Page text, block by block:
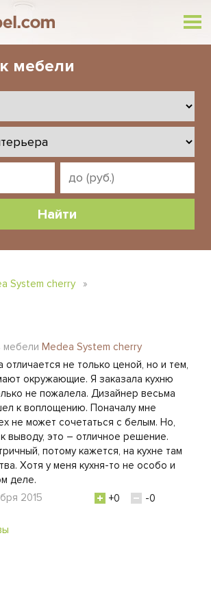
мебели
System cherry »
мебели Medea System cherry
отличается не только ценой, но и тем,
окружающие. Я заказала кухню
не пожалела. Дизайнер весьма
к воплощению. Поначалу мне
не может сочетаться с белым. Но,
выводу, это – отличное решение.
потому кажется, на кухне там
Хотя у меня кухня-то не особо и
деле.
2015
+0 -0